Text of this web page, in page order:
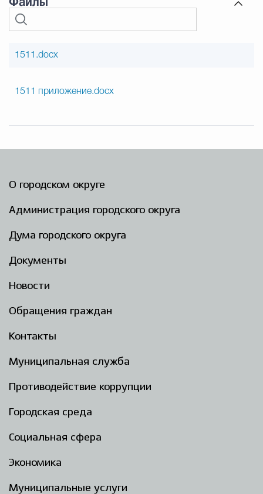
Файлы
1511.docx
1511 приложение.docx
О городском округе
Администрация городского округа
Дума городского округа
Документы
Новости
Обращения граждан
Контакты
Муниципальная служба
Противодействие коррупции
Городская среда
Социальная сфера
Экономика
Муниципальные услуги